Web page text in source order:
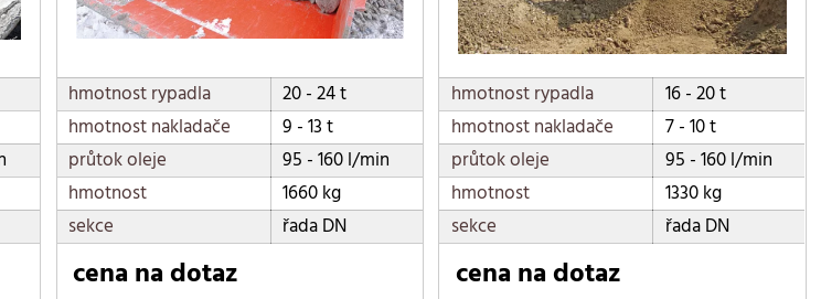
hmotnost rypadla
20 - 24 t
hmotnost nakladače
9 - 13 t
průtok oleje
95 - 160 l/min
hmotnost
1660 kg
sekce
řada DN
cena na dotaz
hmotnost rypadla
16 - 20 t
hmotnost nakladače
7 - 10 t
průtok oleje
95 - 160 l/min
hmotnost
1330 kg
sekce
řada DN
cena na dotaz